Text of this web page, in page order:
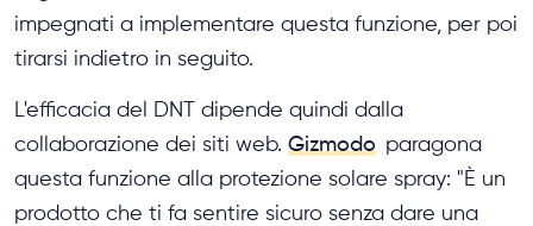
impegnati a implementare questa funzione, per poi
tirarsi indietro in seguito.
L'efficacia del DNT dipende quindi dalla
collaborazione dei siti web. Gizmodo paragona
questa funzione alla protezione solare spray: "È un
prodotto che ti fa sentire sicuro senza dare una